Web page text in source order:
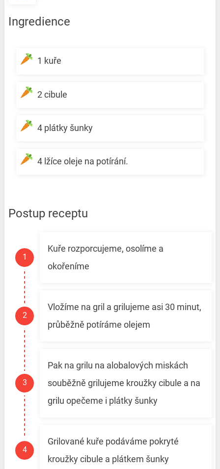
Ingredience
1 kuře
2 cibule
4 plátky šunky
4 lžíce oleje na potírání.
Postup receptu
Kuře rozporcujeme, osolíme a
okořeníme
Vložíme na gril a grilujeme asi 30 minut,
průběžně potíráme olejem
Pak na grilu na alobalových miskách
souběžně grilujeme kroužky cibule a na
grilu opečeme i plátky šunky
Grilované kuře podáváme pokryté
kroužky cibule a plátkem šunky